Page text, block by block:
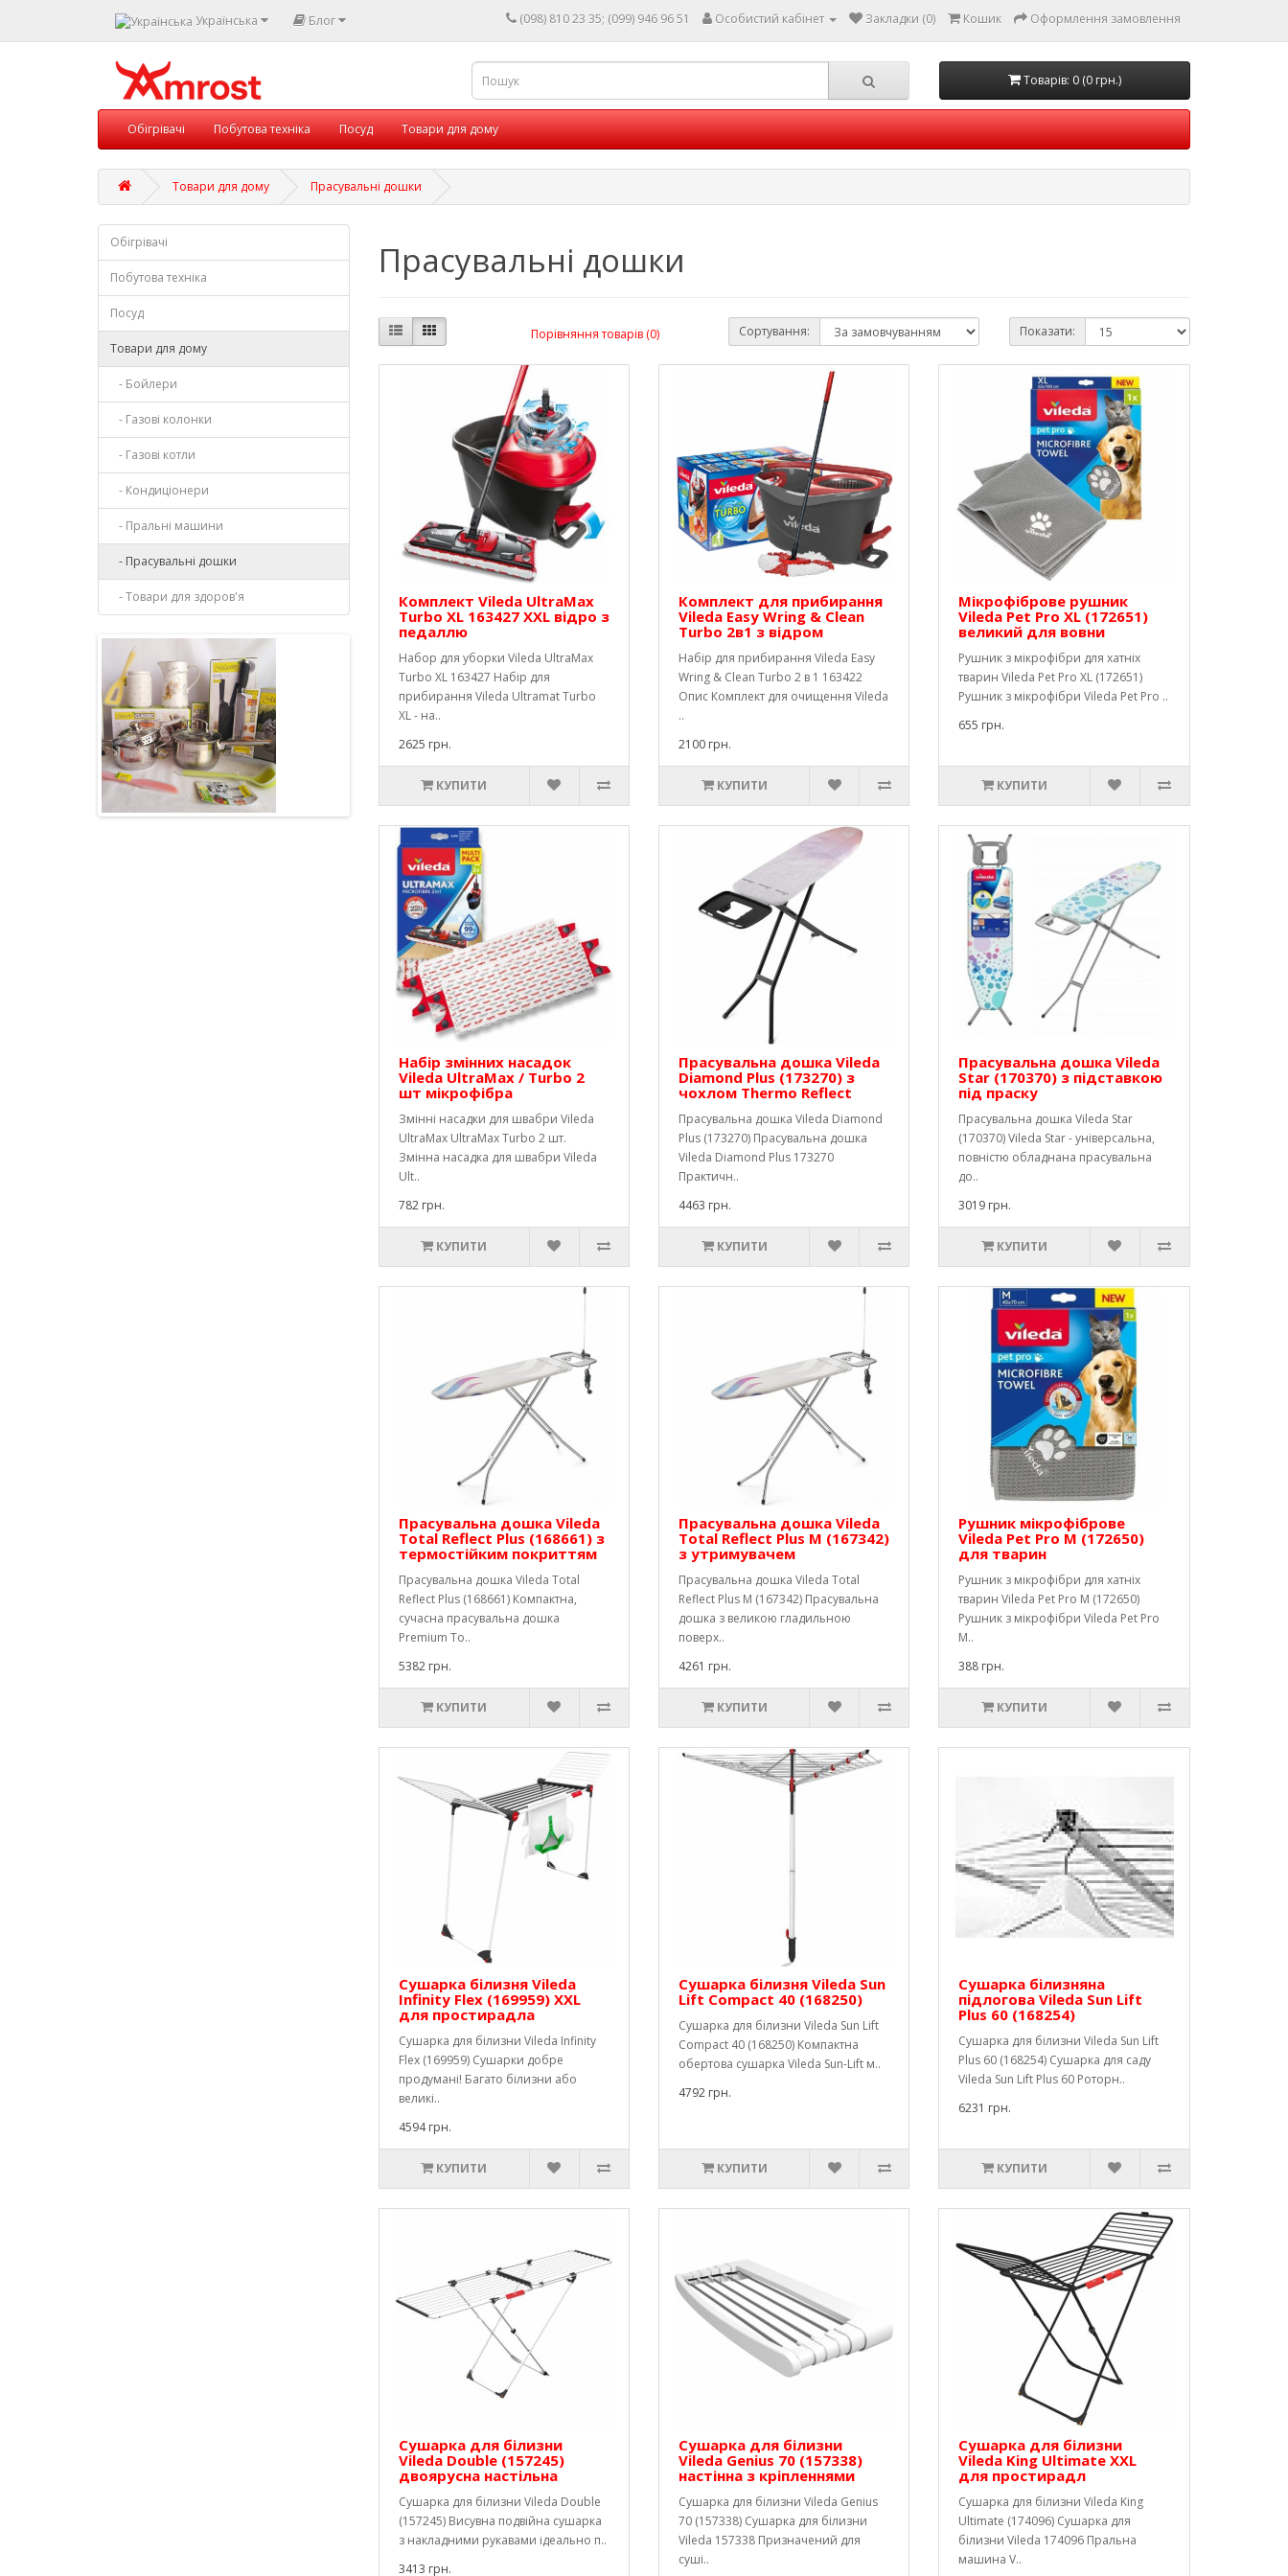
Українська Блог (098) 810 23 35; (099) 946 96 51 Особистий кабінет Закладки (0) Кошик Оформлення замовлення
Товарів: 0 (0 грн.)
Обігрівачі Побутова техніка Посуд Товари для дому
Товари для дому Прасувальні дошки
Обігрівачі
Побутова техніка
Посуд
Товари для дому
- Бойлери
- Газові колонки
- Газові котли
- Кондиціонери
- Пральні машини
- Прасувальні дошки
- Товари для здоров'я
Прасувальні дошки
Порівняння товарів (0) Сортування: Показати:
Комплект Vileda UltraMax
Turbo XL 163427 XXL відро з
педаллю
Набор для уборки Vileda UltraMax
Turbo XL 163427 Набір для
прибирання Vileda Ultramat Turbo
XL - на..
2625 грн.
КУПИТИ
Комплект для прибирання
Vileda Easy Wring & Clean
Turbo 2в1 з відром
Набір для прибирання Vileda Easy
Wring & Clean Turbo 2 в 1 163422
Опис Комплект для очищення Vileda
..
2100 грн.
КУПИТИ
Мікрофіброве рушник
Vileda Pet Pro XL (172651)
великий для вовни
Рушник з мікрофібри для хатніх
тварин Vileda Pet Pro XL (172651)
Рушник з мікрофібри Vileda Pet Pro ..
655 грн.
КУПИТИ
Набір змінних насадок
Vileda UltraMax / Turbo 2
шт мікрофібра
Змінні насадки для швабри Vileda
UltraMax UltraMax Turbo 2 шт.
Змінна насадка для швабри Vileda
Ult..
782 грн.
КУПИТИ
Прасувальна дошка Vileda
Diamond Plus (173270) з
чохлом Thermo Reflect
Прасувальна дошка Vileda Diamond
Plus (173270) Прасувальна дошка
Vileda Diamond Plus 173270
Практичн..
4463 грн.
КУПИТИ
Прасувальна дошка Vileda
Star (170370) з підставкою
під праску
Прасувальна дошка Vileda Star
(170370) Vileda Star - універсальна,
повністю обладнана прасувальна
до..
3019 грн.
КУПИТИ
Прасувальна дошка Vileda
Total Reflect Plus (168661) з
термостійким покриттям
Прасувальна дошка Vileda Total
Reflect Plus (168661) Компактна,
сучасна прасувальна дошка
Premium To..
5382 грн.
КУПИТИ
Прасувальна дошка Vileda
Total Reflect Plus M (167342)
з утримувачем
Прасувальна дошка Vileda Total
Reflect Plus M (167342) Прасувальна
дошка з великою гладильною
поверх..
4261 грн.
КУПИТИ
Рушник мікрофіброве
Vileda Pet Pro M (172650)
для тварин
Рушник з мікрофібри для хатніх
тварин Vileda Pet Pro M (172650)
Рушник з мікрофібри Vileda Pet Pro
M..
388 грн.
КУПИТИ
Сушарка білизня Vileda
Infinity Flex (169959) XXL
для простирадла
Сушарка для білизни Vileda Infinity
Flex (169959) Сушарки добре
продумані! Багато білизни або
великі..
4594 грн.
КУПИТИ
Сушарка білизня Vileda Sun
Lift Compact 40 (168250)
Сушарка для білизни Vileda Sun Lift
Compact 40 (168250) Компактна
обертова сушарка Vileda Sun-Lift м..
4792 грн.
КУПИТИ
Сушарка білизняна
підлогова Vileda Sun Lift
Plus 60 (168254)
Сушарка для білизни Vileda Sun Lift
Plus 60 (168254) Сушарка для саду
Vileda Sun Lift Plus 60 Роторн..
6231 грн.
КУПИТИ
Сушарка для білизни
Vileda Double (157245)
двоярусна настільна
Сушарка для білизни Vileda Double
(157245) Висувна подвійна сушарка
з накладними рукавами ідеально п..
3413 грн.
Сушарка для білизни
Vileda Genius 70 (157338)
настінна з кріпленнями
Сушарка для білизни Vileda Genius
70 (157338) Сушарка для білизни
Vileda 157338 Призначений для
суші..
Сушарка для білизни
Vileda King Ultimate XXL
для простирадл
Сушарка для білизни Vileda King
Ultimate (174096) Сушарка для
білизни Vileda 174096 Пральна
машина V..